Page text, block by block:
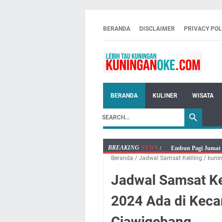
BERANDA DISCLAIMER PRIVACY
BERANDA KULINER WISATA
BREAKING NEWS :
Embun Pagi
Tetap Berjalan
Salat Lima Waktu
Menenangkan, Ini
Nobar Final Piala
Warga Mulai
Beranda / Jadwal Samsat Keliling /
Jadwal Samsat
2024 Ada di